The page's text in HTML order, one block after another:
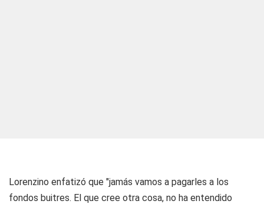
Lorenzino enfatizó que "jamás vamos a pagarles a los
fondos buitres. El que cree otra cosa, no ha entendido